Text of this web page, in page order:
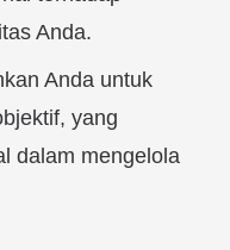
Anda.
Anda untuk
yang
dalam mengelola